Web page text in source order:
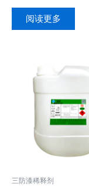
阅读更多
三防漆稀释剂